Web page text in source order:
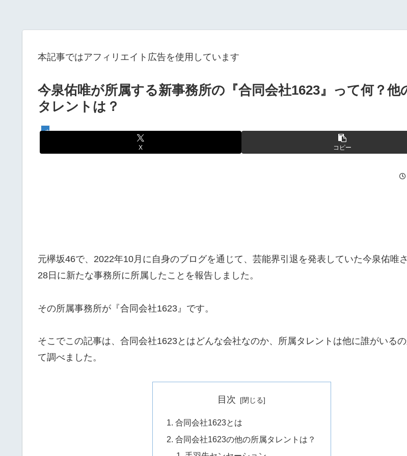
本記事ではアフィリエイト広告を使用しています
今泉佑唯が所属する新事務所の『合同会社1623』って何？他
タレントは？
芸能人
X コピー
元欅坂46で、2022年10月に自身のブログを通じて、芸能界引退を発表していた今泉佑唯
28日に新たな事務所に所属したことを報告しました。
その所属事務所が『合同会社1623』です。
そこでこの記事は、合同会社1623とはどんな会社なのか、所属タレントは他に誰がいる
て調べました。
目次
合同会社1623とは
合同会社1623の他の所属タレントは？